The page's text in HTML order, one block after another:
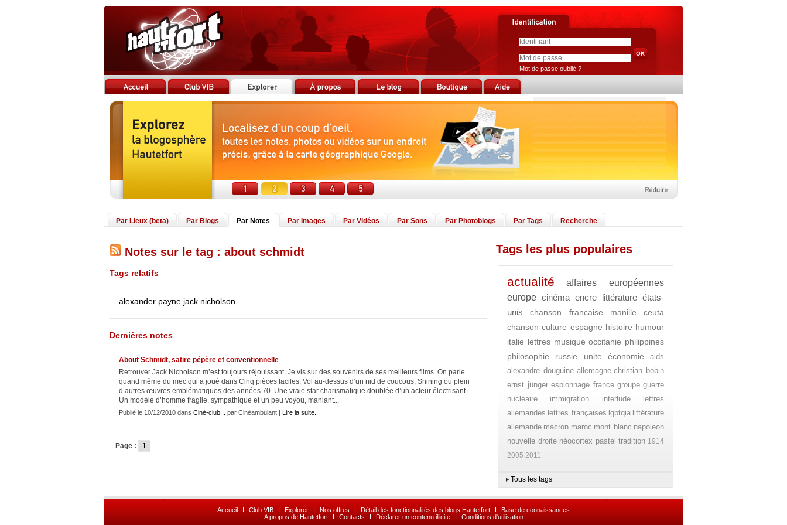
Mot de passe oublié ?
Par Lieux (beta) Par Blogs Par Notes Par Images Par Vidéos Par Sons Par Photoblogs Par Tags Recherche
Notes sur le tag : about schmidt
Tags relatifs
alexander payne jack nicholson
Dernières notes
About Schmidt, satire pépère et conventionnelle
Retrouver Jack Nicholson m’est toujours réjouissant. Je vis sur des souvenirs de ses meilleurs films. On parle
quand même du mec qui a joué dans Cinq pièces faciles, Vol au-dessus d’un nid de coucous, Shining ou plein
d’autres œuvres emblématiques des années 70. Une vraie star charismatique doublée d’un acteur électrisant.
Un modèle d’homme fragile, sympathique et un peu voyou, maniant...
Publié le 10/12/2010 dans Ciné-club... par Cinéambulant | Lire la suite...
Page : 1
Tags les plus populaires
actualité
affaires européennes
europe cinéma encre littérature états-
unis
chanson francaise manille
ceuta
chanson culture espagne histoire humour
italie lettres musique occitanie philippines
philosophie
russie unite économie
aids
alexandre douguine allemagne christian bobin
ernst jünger espionnage france groupe guerre
nucléaire
immigration interlude
lettres
allemandes lettres françaises lgbtqia littérature
allemande macron maroc mont blanc napoleon
nouvelle droite néocortex pastel tradition 1914
2005 2011
Tous les tags
Accueil I Club VIB I Explorer I Nos offres I Détail des fonctionnalités des blogs Hautetfort I
Base de connaissances
A propos de Hautetfort
I Contacts I Déclarer un contenu illicite I Conditions d'utilisation